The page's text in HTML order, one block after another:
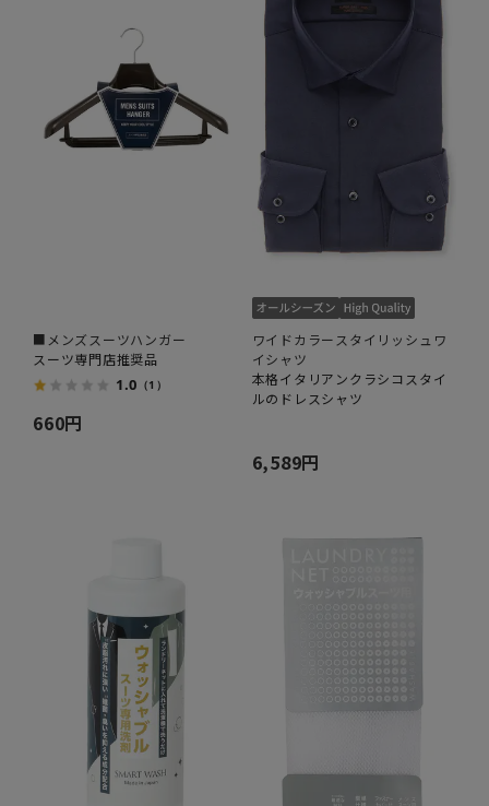
■メンズスーツハンガー
スーツ専門店推奨品
1.0 （1）
660円
ワイドカラースタイリッシュワ
イシャツ
本格イタリアンクラシコスタイ
ルのドレスシャツ
6,589円